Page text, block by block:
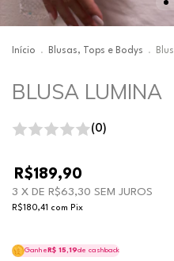
Início . Blusas, Tops e Bodys .
BLUSA LUMINA
(0)
R$189,90
3 X DE R$63,30 SEM JUROS
R$180,41 com Pix
Ganhe R$ 15,19de cashback